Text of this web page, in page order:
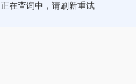
正在查询中，请刷新重试